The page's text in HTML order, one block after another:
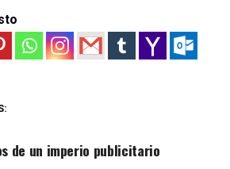
de un imperio publicitario